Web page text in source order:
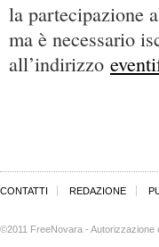
la partecipazione
ma è necessario
all’indirizzo
CONTATTI REDAZIONE
©2011 FreeNovara - Autorizzazione